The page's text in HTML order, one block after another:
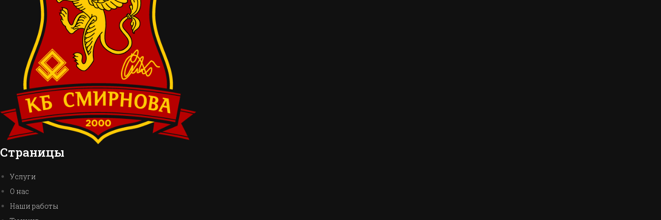
Страницы
Услуги
О нас
Наши работы